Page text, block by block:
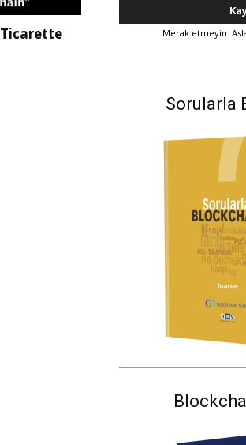
Ticarette
Merak etmeyin.
Sorularla